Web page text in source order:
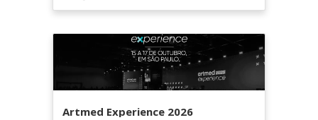
Artmed Experience 2026